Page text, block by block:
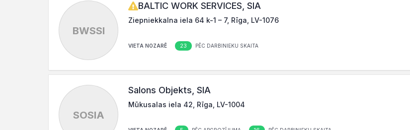
BWSSI
BALTIC WORK SERVICES, SIA
Ziepniekkalna iela 64 k-1 – 7, Rīga, LV-1076
VIETA NOZARĒ 23 PĒC DARBINIEKU SKAITA
SOSIA
Salons Objekts, SIA
Mūkusalas iela 42, Rīga, LV-1004